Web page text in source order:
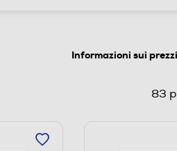
Informazioni sui
83